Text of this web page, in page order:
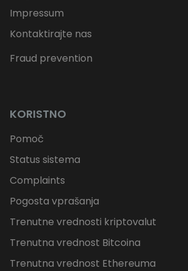
Impressum
Kontaktirajte nas
Fraud prevention
KORISTNO
Pomoč
Status sistema
Complaints
Pogosta vprašanja
Trenutne vrednosti kriptovalut
Trenutna vrednost Bitcoina
Trenutna vrednost Ethereuma